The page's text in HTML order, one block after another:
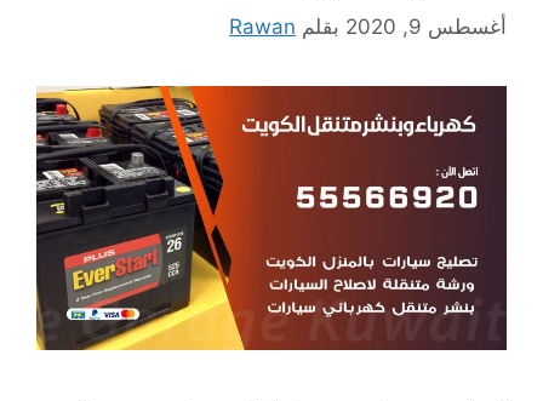
أغسطس 9, 2020 بقلم Rawan